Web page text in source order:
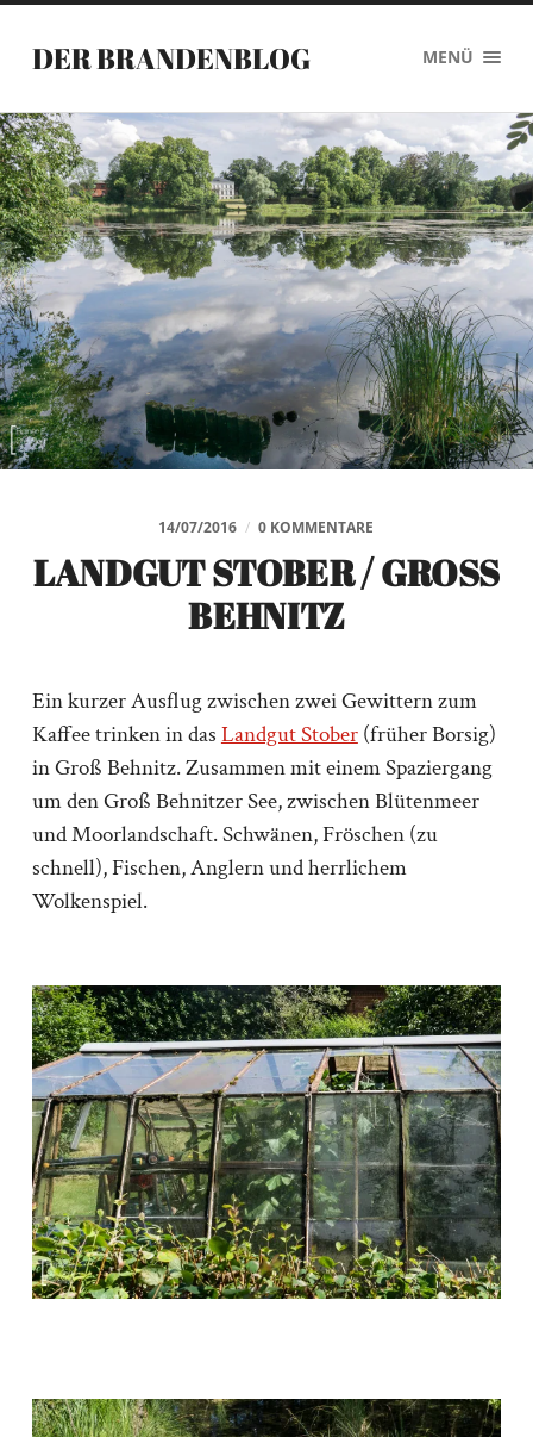
DER BRANDENBLOG MENÜ
14/07/2016 / 0 KOMMENTARE
LANDGUT STOBER / GROSS
BEHNITZ
Ein kurzer Ausflug zwischen zwei Gewittern zum
Kaffee trinken in das Landgut Stober(früher Borsig)
in Groß Behnitz. Zusammen mit einem Spaziergang
um den Groß Behnitzer See, zwischen Blütenmeer
und Moorlandschaft. Schwänen, Fröschen (zu
schnell), Fischen, Anglern und herrlichem
Wolkenspiel.